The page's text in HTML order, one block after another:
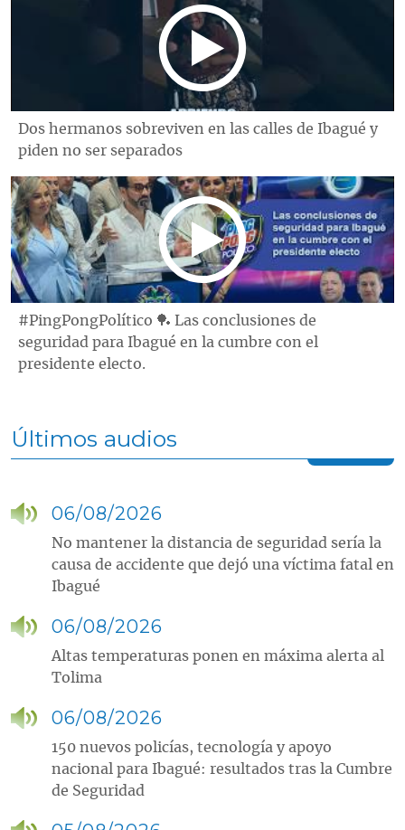
Dos hermanos sobreviven en las calles de Ibagué y
piden no ser separados
#PingPongPolítico 🏓 Las conclusiones de
seguridad para Ibagué en la cumbre con el
presidente electo.
Últimos audios
06/08/2026
No mantener la distancia de seguridad sería la
causa de accidente que dejó una víctima fatal en
Ibagué
06/08/2026
Altas temperaturas ponen en máxima alerta al
Tolima
06/08/2026
150 nuevos policías, tecnología y apoyo
nacional para Ibagué: resultados tras la Cumbre
de Seguridad